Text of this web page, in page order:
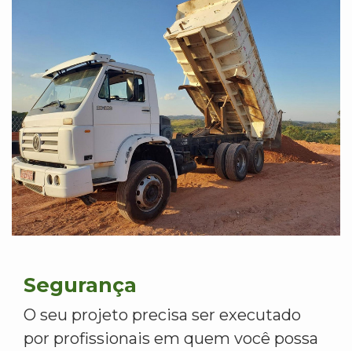
Segurança
O seu projeto precisa ser executado
por profissionais em quem você possa